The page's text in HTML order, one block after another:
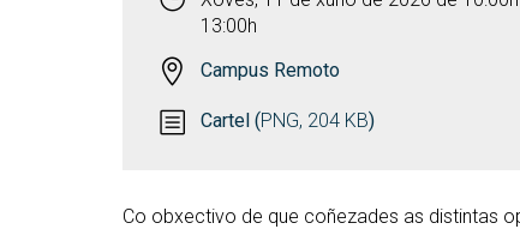
13:00h
Campus Remoto
Cartel (PNG, 204 KB)
Co obxectivo de que coñezades as distintas